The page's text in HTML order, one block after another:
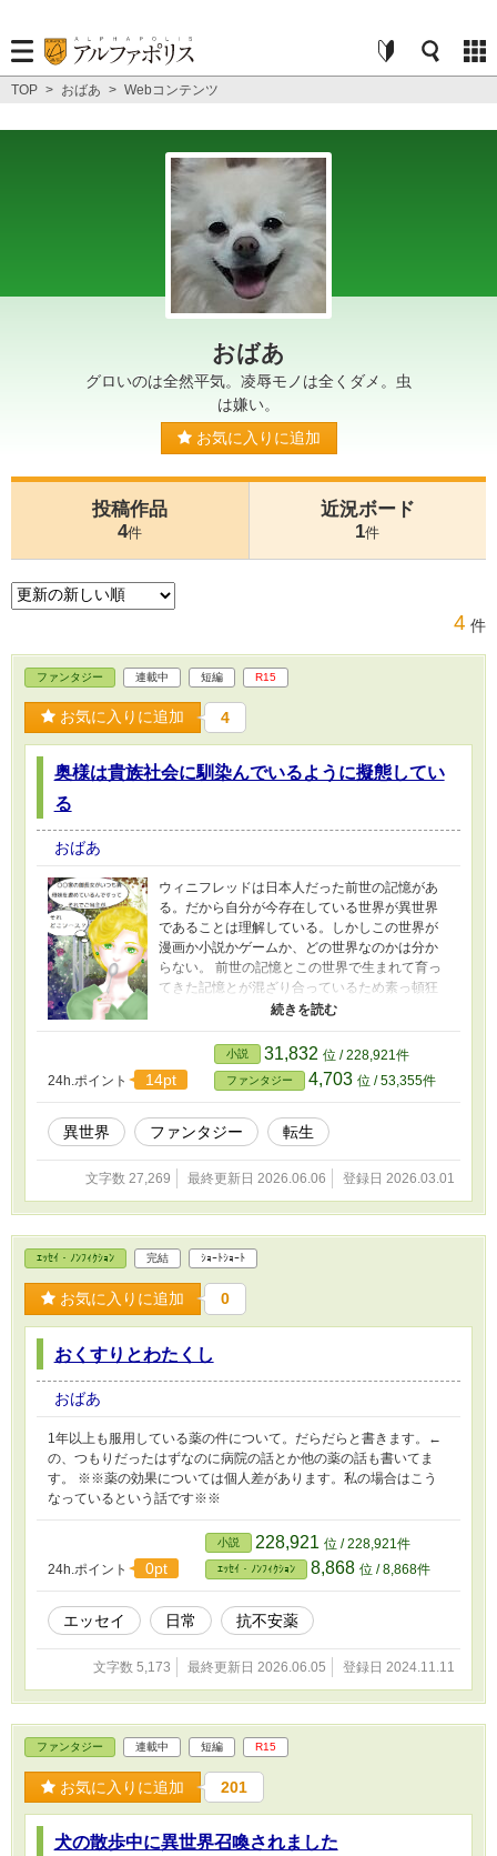
TOP > おばあ > Webコンテンツ
おばあ
グロいのは全然平気。凌辱モノは全くダメ。虫
は嫌い。
お気に入りに追加
投稿作品
4件
近況ボード
1件
4 件
ファンタジー 連載中 短編 R15
お気に入りに追加 4
奥様は貴族社会に馴染んでいるように擬態してい
る
おばあ
ウィニフレッドは日本人だった前世の記憶があ
る。だから自分が今存在している世界が異世界
であることは理解している。しかしこの世界が
漫画か小説かゲームか、どの世界なのかは分か
らない。 前世の記憶とこの世界で生まれて育っ
てきた記憶とが混ざり合っているため素っ頓狂
な言動がままある。 そんなウィニフレッドと夫
も含むその周辺のお話(の予定) ※不定期更新に
なります ※殺害方法についての記述があるので
R15です ※イラストは自作です
24h.ポイント
14pt
小説 31,832 位 / 228,921件
ファンタジー 4,703 位 / 53,355件
異世界 ファンタジー 転生
文字数 27,269 最終更新日 2026.06.06 登録日 2026.03.01
ｴｯｾｲ・ﾉﾝﾌｨｸｼｮﾝ 完結 ｼｮｰﾄｼｮｰﾄ
お気に入りに追加 0
おくすりとわたくし
おばあ
1年以上も服用している薬の件について。だらだらと書きます。←
の、つもりだったはずなのに病院の話とか他の薬の話も書いてま
す。 ※※薬の効果については個人差があります。私の場合はこう
なっているという話です※※
24h.ポイント 0pt
小説 228,921 位 / 228,921件
ｴｯｾｲ・ﾉﾝﾌｨｸｼｮﾝ 8,868 位 / 8,868件
エッセイ 日常 抗不安薬
文字数 5,173 最終更新日 2026.06.05 登録日 2024.11.11
ファンタジー 連載中 短編 R15
お気に入りに追加 201
犬の散歩中に異世界召喚されました